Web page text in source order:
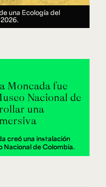
una Ecología del
Moncada fue
Nacional de
una
creó una instalación
Nacional de Colombia.